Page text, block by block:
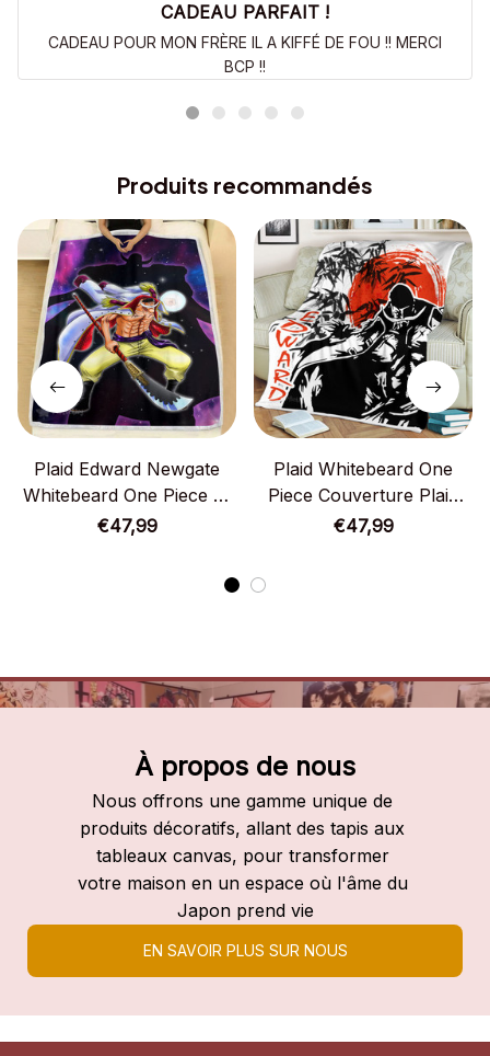
CADEAU PARFAIT !
CADEAU POUR MON FRÈRE IL A KIFFÉ DE FOU !! MERCI
BCP !!
Produits recommandés
Plaid Edward Newgate
Whitebeard One Piece 01
Couverture Plaid Polaire
€47,99
Plaid Whitebeard One
Piece Couverture Plaid
Polaire Plaid Canapé
€47,99
À propos de nous
Nous offrons une gamme unique de
produits décoratifs, allant des tapis aux
tableaux canvas, pour transformer
votre maison en un espace où l'âme du
Japon prend vie
EN SAVOIR PLUS SUR NOUS